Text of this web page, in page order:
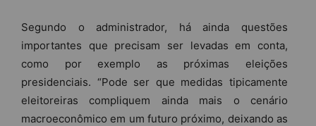
Segundo o administrador, há ainda questões
importantes que precisam ser levadas em conta,
como por exemplo as próximas eleições
presidenciais. “Pode ser que medidas tipicamente
eleitoreiras compliquem ainda mais o cenário
macroeconômico em um futuro próximo, deixando as